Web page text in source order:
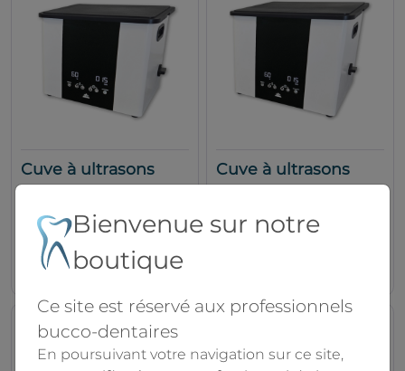
Cuve à ultrasons
10L
MHC Technology
1490.00€
Cuve à ultrasons
13L
MHC Technology
Bienvenue sur notre
boutique
Ce site est réservé aux professionnels
bucco-dentaires
En poursuivant votre navigation sur ce site,